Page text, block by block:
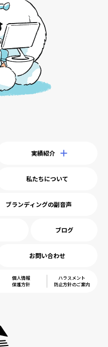
実績紹介
私たちについて
ブランディングの副音声
ブログ
お問い合わせ
個人情報
保護方針
ハラスメント
防止方針のご案内